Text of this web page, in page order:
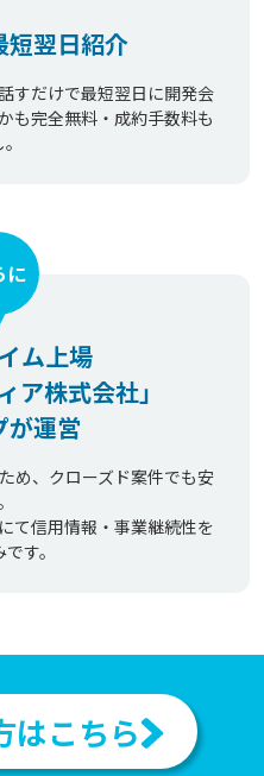
短翌日紹介
すだけで最短翌日に開発会
も完全無料・成約手数料も
ム上場
ア株式会社」
が運営
に
め、クローズド案件でも安
て信用情報・事業継続性を
す。
はこちら